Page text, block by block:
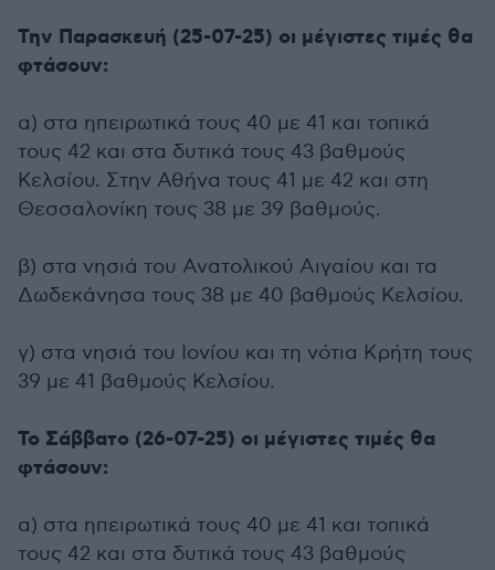
Την Παρασκευή (25-07-25) οι μέγιστες τιμές θα
φτάσουν:
α) στα ηπειρωτικά τους 40 με 41 και τοπικά
τους 42 και στα δυτικά τους 43 βαθμούς
Κελσίου. Στην Αθήνα τους 41 με 42 και στη
Θεσσαλονίκη τους 38 με 39 βαθμούς.
β) στα νησιά του Ανατολικού Αιγαίου και τα
Δωδεκάνησα τους 38 με 40 βαθμούς Κελσίου.
γ) στα νησιά του Ιονίου και τη νότια Κρήτη τους
39 με 41 βαθμούς Κελσίου.
Το Σάββατο (26-07-25) οι μέγιστες τιμές θα
φτάσουν:
α) στα ηπειρωτικά τους 40 με 41 και τοπικά
τους 42 και στα δυτικά τους 43 βαθμούς